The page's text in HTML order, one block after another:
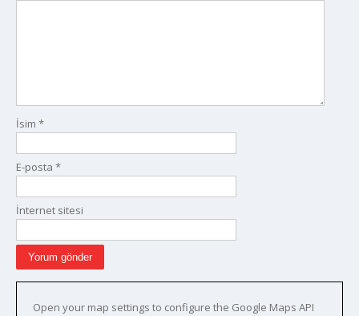
İsim *
E-posta *
İnternet sitesi
Open your map settings to configure the Google Maps API